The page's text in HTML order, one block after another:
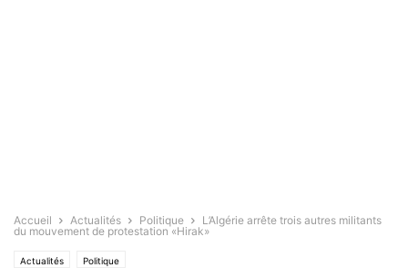
Accueil Actualités Politique
L’Algérie arrête trois autres militants
du mouvement de protestation «Hirak»
Actualités Politique